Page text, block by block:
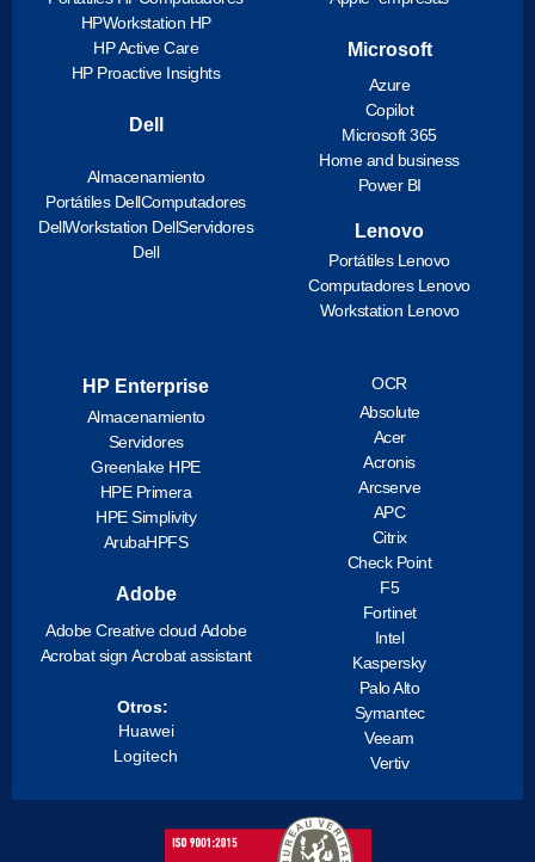
HPWorkstation HP
HP Active Care
HP Proactive Insights
Dell
Almacenamiento
Portátiles DellComputadores
DellWorkstation DellServidores
Dell
Microsoft
Azure
Copilot
Microsoft 365
Home and business
Power BI
Lenovo
Portátiles Lenovo
Computadores Lenovo
Workstation Lenovo
HP Enterprise
Almacenamiento
Servidores
Greenlake HPE
HPE Primera
HPE Simplivity
ArubaHPFS
Adobe
Adobe Creative cloud Adobe
Acrobat sign Acrobat assistant
Otros:
Huawei
Logitech
OCR
Absolute
Acer
Acronis
Arcserve
APC
Citrix
Check Point
F5
Fortinet
Intel
Kaspersky
Palo Alto
Symantec
Veeam
Vertiv